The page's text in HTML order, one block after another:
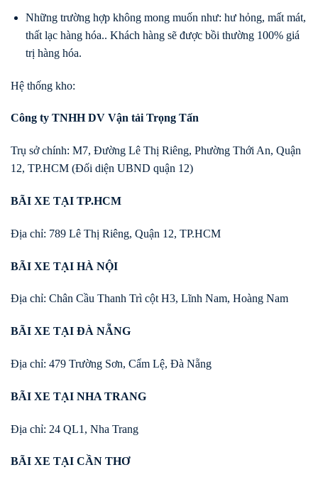
Những trường hợp không mong muốn như: hư hỏng, mất mát,
thất lạc hàng hóa.. Khách hàng sẽ được bồi thường 100% giá
trị hàng hóa.
Hệ thống kho:
Công ty TNHH DV Vận tải Trọng Tấn
Trụ sở chính: M7, Đường Lê Thị Riêng, Phường Thới An, Quận
12, TP.HCM (Đối diện UBND quận 12)
BÃI XE TẠI TP.HCM
Địa chỉ: 789 Lê Thị Riêng, Quận 12, TP.HCM
BÃI XE TẠI HÀ NỘI
Địa chỉ: Chân Cầu Thanh Trì cột H3, Lĩnh Nam, Hoàng Nam
BÃI XE TẠI ĐÀ NẴNG
Địa chỉ: 479 Trường Sơn, Cẩm Lệ, Đà Nẵng
BÃI XE TẠI NHA TRANG
Địa chỉ: 24 QL1, Nha Trang
BÃI XE TẠI CẦN THƠ